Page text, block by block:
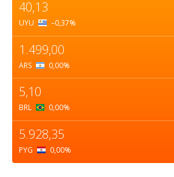
40,13
UYU –0,37%
1.499,00
ARS 0,00%
5,10
BRL 0,00%
5.928,35
PYG 0,00%